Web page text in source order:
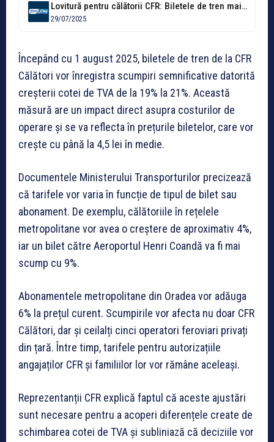
Lovitură pentru călătorii CFR: Biletele de tren mai scumpe cu până la...
29/07/2025
Începând cu 1 august 2025, biletele de tren de la CFR
Călători vor înregistra scumpiri semnificative datorită
creșterii cotei de TVA de la 19% la 21%. Această
măsură are un impact direct asupra costurilor de
operare și se va reflecta în prețurile biletelor, care vor
crește cu până la 4,5 lei în medie.
Documentele Ministerului Transporturilor precizează
că tarifele vor varia în funcție de tipul de bilet sau
abonament. De exemplu, călătoriile în rețelele
metropolitane vor avea o creștere de aproximativ 4%,
iar un bilet către Aeroportul Henri Coandă va fi mai
scump cu 9%.
Abonamentele metropolitane din Oradea vor adăuga
6% la prețul curent. Scumpirile vor afecta nu doar CFR
Călători, dar și ceilalți cinci operatori feroviari privați
din țară. Între timp, tarifele pentru autorizațiile
angajaților CFR și familiilor lor vor rămâne aceleași.
Reprezentanții CFR explică faptul că aceste ajustări
sunt necesare pentru a acoperi diferențele create de
schimbarea cotei de TVA și subliniază că deciziile vor